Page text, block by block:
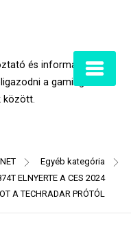
és informatív
a gaming
között.
Egyéb kategória
ELNYERTE A CES 2024
A TECHRADAR PRÓTÓL